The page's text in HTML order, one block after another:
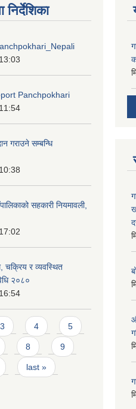
Panchpokhari
गराउने सम्बन्धि
सहकारी नियमावली,
चक्रिय र व्यवस्थित
२०८०
3 4 5
8 9
last »